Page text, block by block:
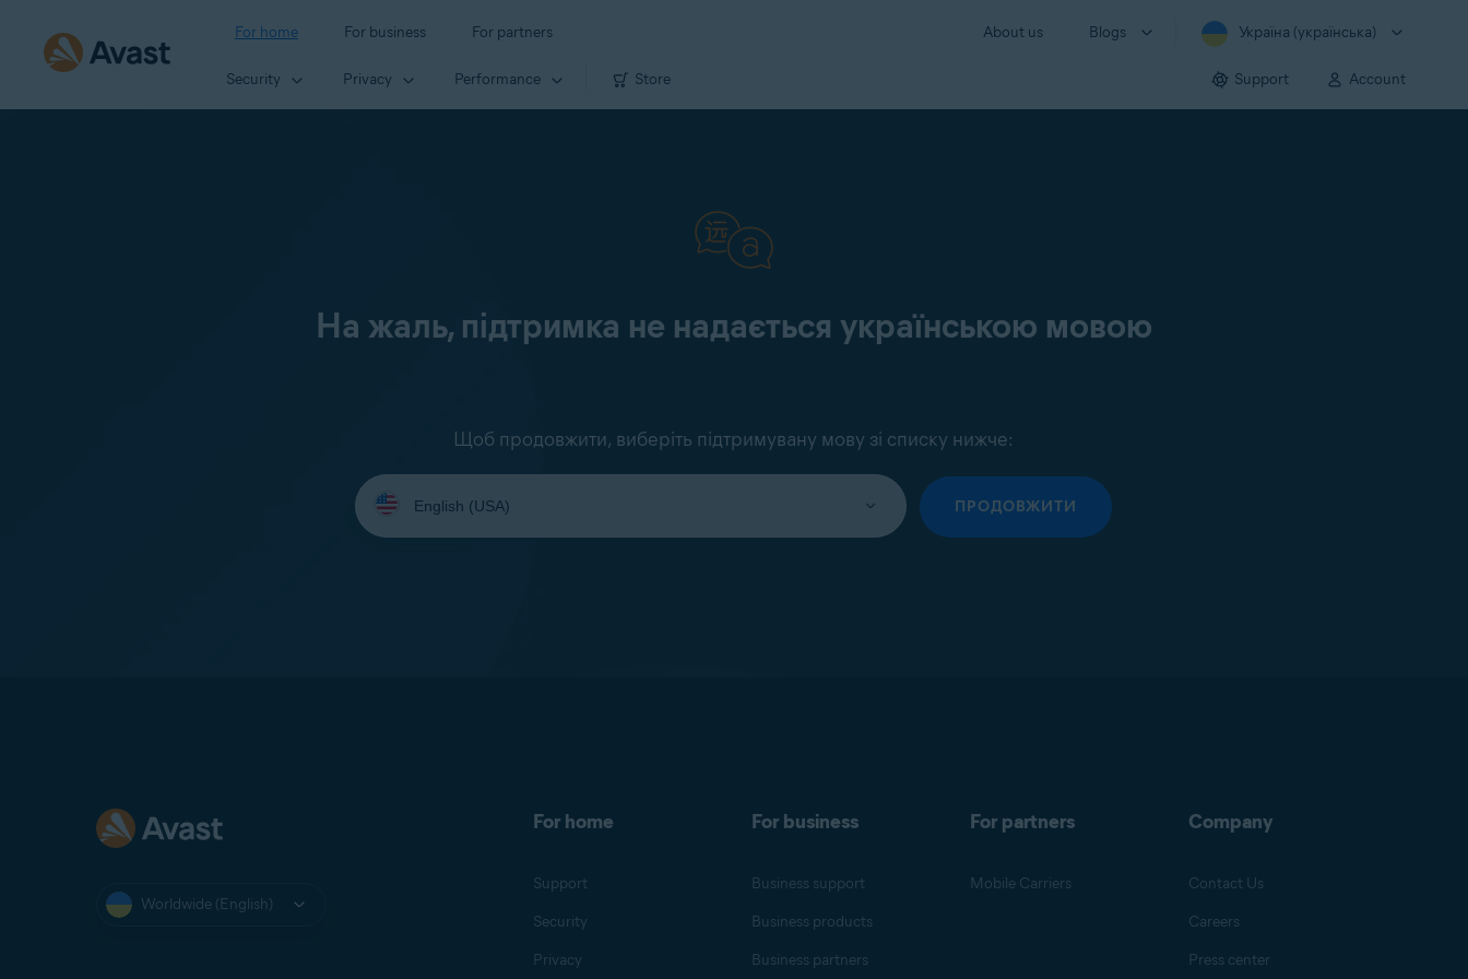
For home For business For partners About us Blogs Україна (українська)
Security Privacy Performance Store Support Account
На жаль, підтримка не надається українською мовою
Щоб продовжити, виберіть підтримувану мову зі списку нижче:
Select
your
language:
ПРОДОВЖИТИ
Worldwide (English)
For home
Support
Security
Privacy
For business
Business support
Business products
Business partners
For partners
Mobile Carriers
Company
Contact Us
Careers
Press center